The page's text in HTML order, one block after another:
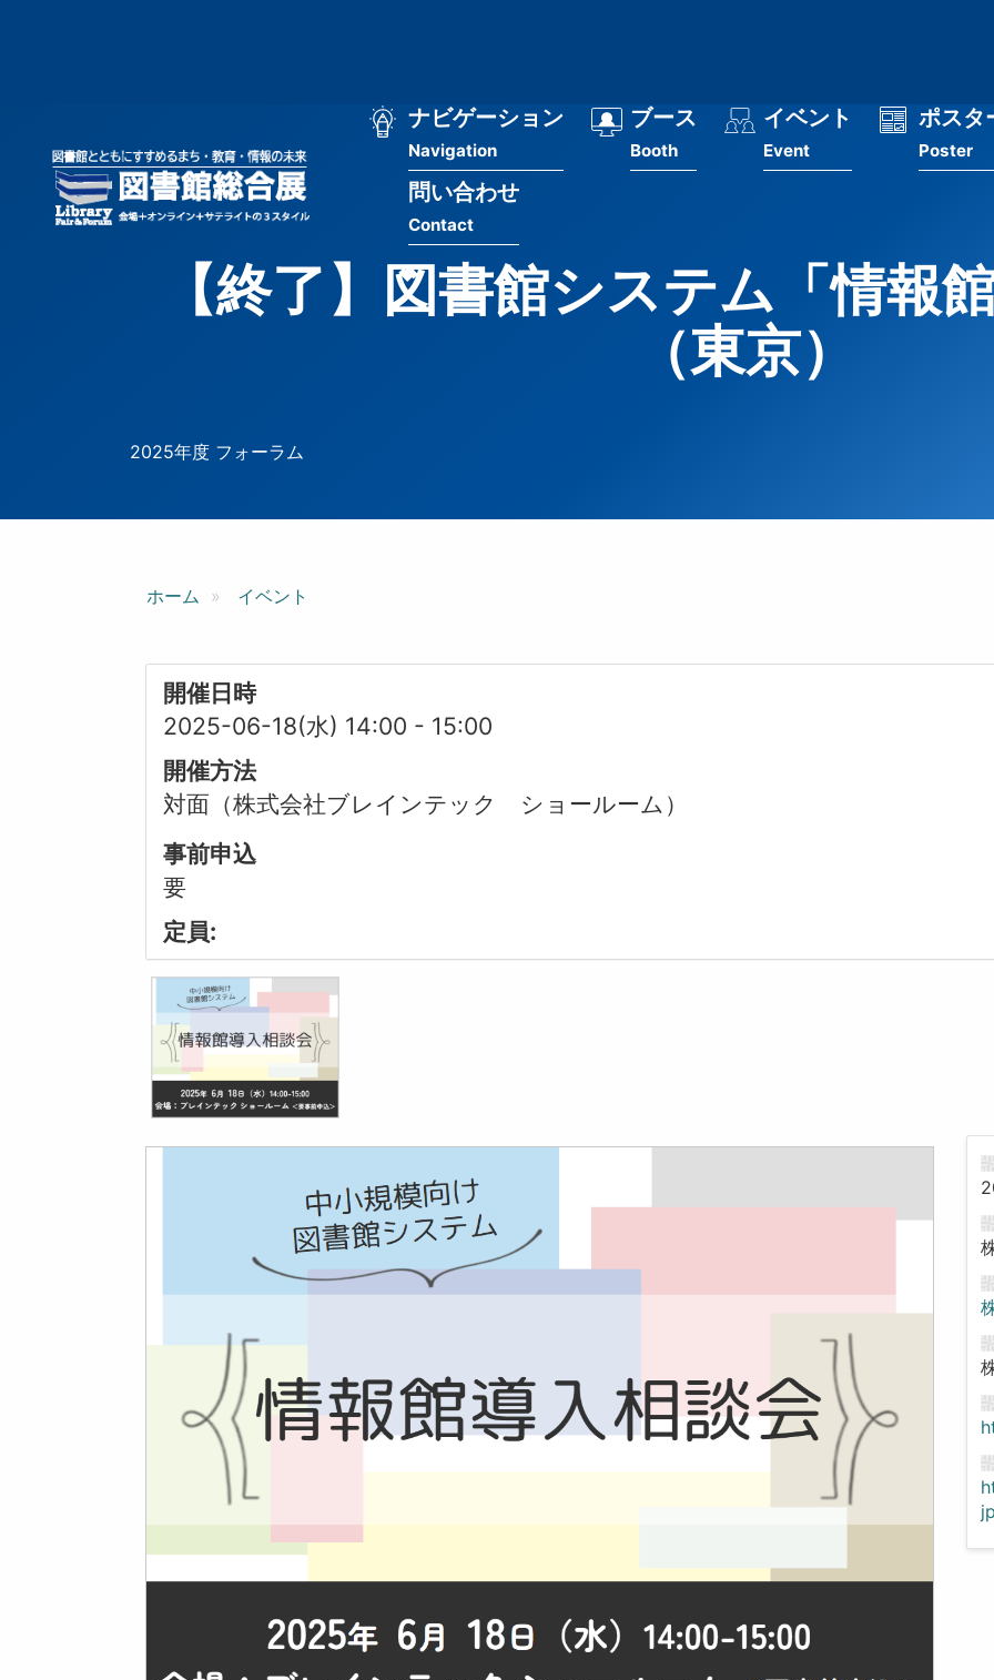
ー
ザ
メ
ナ
ビ
ン
ナビゲーション
Navigation
ブース
Booth
イベント
Event
ポスタ
Poster
問い合わせ
Contact
【終了】図書館システム「情報
（東京）
2025年度 フォーラム
ホーム イベント
開催日時
2025-06-18(水) 14:00 - 15:00
開催方法
対面（株式会社ブレインテック ショールーム）
事前申込
要
定員: